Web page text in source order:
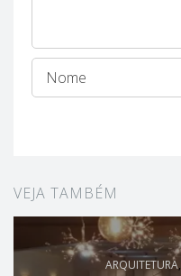
VEJA TAMBÉM
ARQUITETURA,